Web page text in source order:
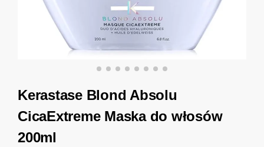
Kerastase Blond Absolu
CicaExtreme Maska do włosów
200ml